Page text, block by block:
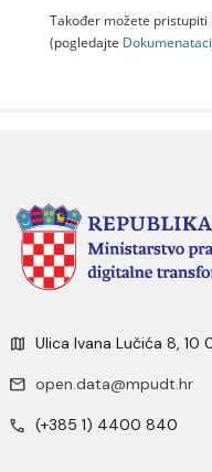
Također možete
(pogledajte